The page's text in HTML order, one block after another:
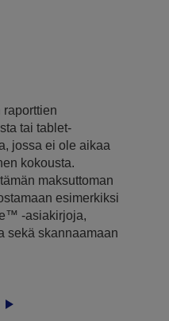
raporttien
tai tablet-
jossa ei ole aikaa
kokousta.
maksuttoman
esimerkiksi
‑asiakirjoja,
sekä skannaamaan